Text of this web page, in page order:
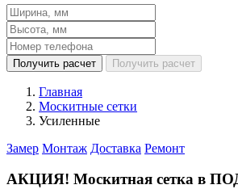
Получить расчет Получить расчет
Главная
Москитные сетки
Усиленные
Замер Монтаж Доставка Ремонт
АКЦИЯ! Москитная сетка в